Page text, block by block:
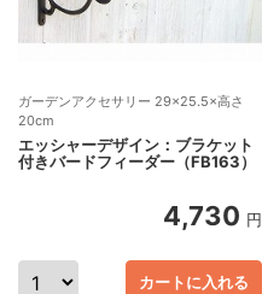
ガーデンアクセサリー 29×25.5×高さ
20cm
エッシャーデザイン：ブラケット
付きバードフィーダー（FB163）
4,730 円
カートに入れる